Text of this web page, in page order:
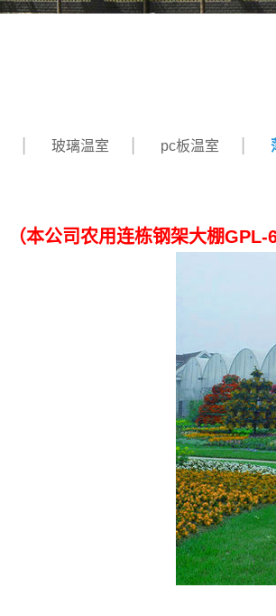
玻璃温室 pc板温室
（本公司农用连栋钢架大棚